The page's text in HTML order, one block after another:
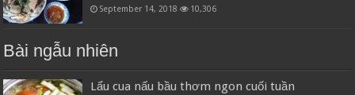
September 14, 2018 10,306
Bài ngẫu nhiên
Lẩu cua nấu bầu thơm ngon cuối tuần